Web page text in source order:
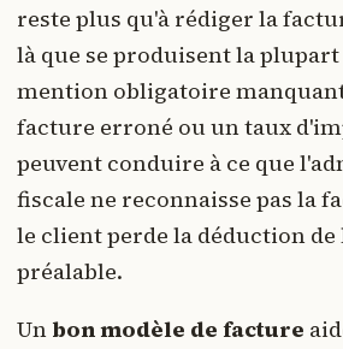
reste plus qu'à rédiger la
là que se produisent la
mention obligatoire
facture erroné ou un taux
peuvent conduire à ce que
fiscale ne reconnaisse pas la
le client perde la déduction
préalable.
Un bon modèle de facture